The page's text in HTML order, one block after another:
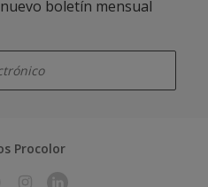
boletín mensual
Procolor